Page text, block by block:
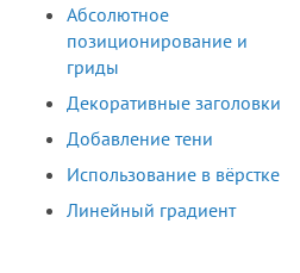
Абсолютное
позиционирование и
гриды
Декоративные заголовки
Добавление тени
Использование в вёрстке
Линейный градиент